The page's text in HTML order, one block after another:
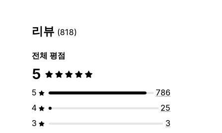
리뷰 (818)
전체 평점
5
5
786
4
25
3
3